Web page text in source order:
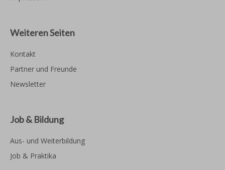
Weiteren Seiten
Kontakt
Partner und Freunde
Newsletter
Job & Bildung
Aus- und Weiterbildung
Job & Praktika